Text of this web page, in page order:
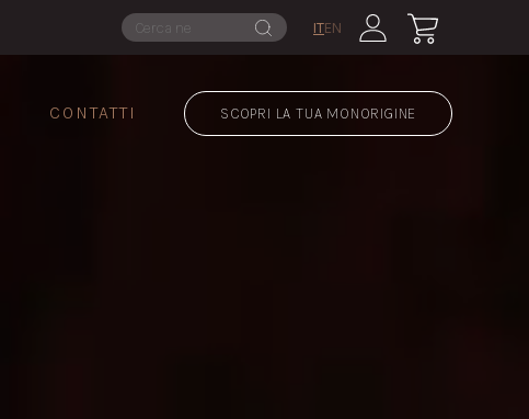
ITEN
CONTATTI SCOPRI LA TUA MONORIGINE